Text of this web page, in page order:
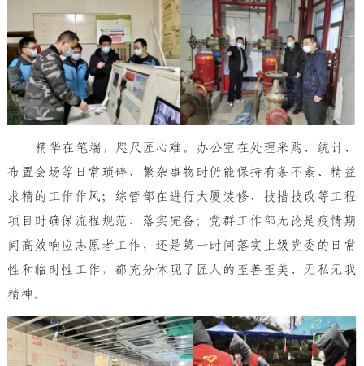
精华在笔端，咫尺匠心难。办公室在处理采购、统计、
布置会场等日常琐碎、繁杂事物时仍能保持有条不紊、精益
求精的工作作风；综管部在进行大厦装修、技措技改等工程
项目时确保流程规范、落实完备；党群工作部无论是疫情期
间高效响应志愿者工作，还是第一时间落实上级党委的日常
性和临时性工作，都充分体现了匠人的至善至美、无私无我
精神。